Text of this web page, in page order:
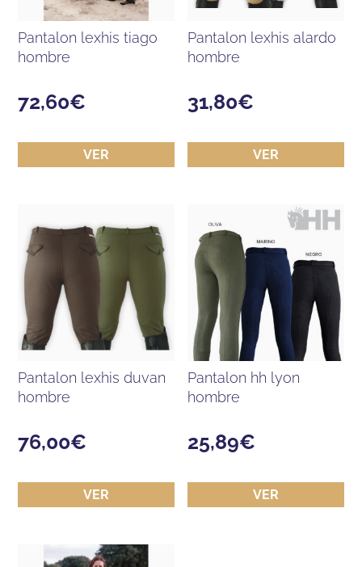
pantalon lexhis tiago
hombre
72,60€
VER
pantalon lexhis alardo
hombre
31,80€
VER
pantalon lexhis duvan
hombre
76,00€
VER
pantalon hh lyon
hombre
25,89€
VER